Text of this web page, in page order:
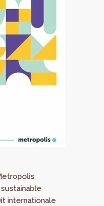
internationale